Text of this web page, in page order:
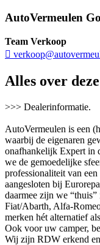
AutoVermeulen
Team Verkoop
Alles over
>>> Dealerinformatie.
AutoVermeulen is een
waarbij de eigenaren
onafhankelijk Expert in
we de gemoedelijke
professionaliteit van
aangesloten bij
daarmee zijn we
Fiat/Abarth, Alfa-
merken hét alternatief
Ook voor uw camper,
Wij zijn RDW erkend